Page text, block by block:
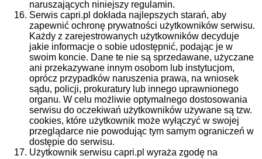
naruszających niniejszy regulamin.
Serwis capri.pl dokłada najlepszych starań, aby
zapewnić ochronę prywatności użytkowników serwisu.
Każdy z zarejestrowanych użytkowników decyduje
jakie informacje o sobie udostępnić, podając je w
swoim koncie. Dane te nie są sprzedawane, użyczane
ani przekazywane innym osobom lub instytucjom,
oprócz przypadków naruszenia prawa, na wniosek
sądu, policji, prokuratury lub innego uprawnionego
organu. W celu możliwie optymalnego dostosowania
serwisu do oczekiwań użytkowników używane są tzw.
cookies, które użytkownik może wyłączyć w swojej
przeglądarce nie powodując tym samym ograniczeń w
dostępie do serwisu.
Użytkownik serwisu capri.pl wyraża zgodę na